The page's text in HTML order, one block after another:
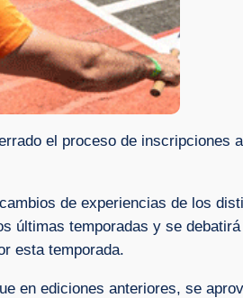
el proceso de inscripciones
de experiencias de los
últimas temporadas y se
esta temporada.
en ediciones anteriores, se